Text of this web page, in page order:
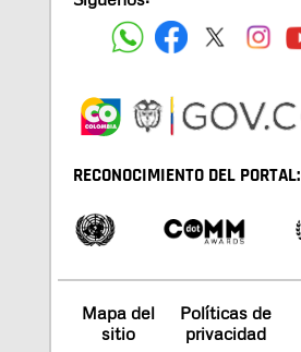
RECONOCIMIENTO DEL PORTAL:
Mapa del
sitio
Políticas de
privacidad